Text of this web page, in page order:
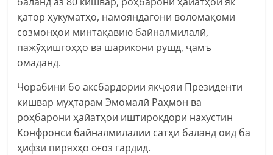
қатор ҳукуматҳо, намояндагони воломақоми
созмонҳои минтақавию байналмилалӣ,
пажӯҳишгоҳҳо ва шарикони рушд, ҷамъ
омаданд.
Чорабинӣ бо аксбардории якҷояи Президенти
кишвар муҳтарам Эмомалӣ Раҳмон ва
роҳбарони ҳайатҳои иштирокдори нахустин
Конфронси байналмилалии сатҳи баланд оид ба
ҳифзи пиряхҳо оғоз гардид.